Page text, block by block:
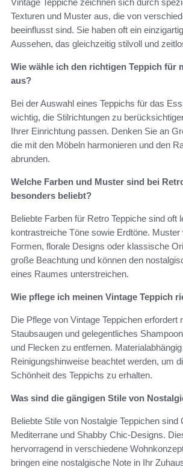
Vintage Teppiche zeichnen sich durch
Texturen und Muster aus, die von
beeinflusst sind. Sie haben oft ein
Aussehen, das gleichzeitig stilvoll und
Wie wähle ich den richtigen Teppich für
aus?
Bei der Auswahl eines Teppichs für das
wichtig, die Stilrichtungen zu
Ihrer Einrichtung passen. Denken Sie an
die mit den Möbeln harmonieren und den
abrunden.
Welche Farben und Muster sind bei
besonders beliebt?
Beliebte Farben für Retro Teppiche sind oft
kontrastreiche Töne sowie Erdtöne.
Formen, florale Designs oder klassische
große Beachtung und können den
eines Raumes unterstreichen.
Wie pflege ich meinen Vintage Teppich
Die Pflege von Vintage Teppichen erfordert
Staubsaugen und gelegentliches
und Flecken zu entfernen.
Reinigungshinweise beachtet werden, um
Schönheit des Teppichs zu erhalten.
Was sind die gängigen Stile von
Beliebte Stile von Nostalgie Teppichen sind
Mediterrane und Shabby Chic-Designs.
hervorragend in verschiedene
bringen eine nostalgische Note in Ihr